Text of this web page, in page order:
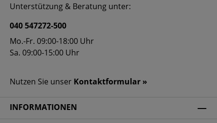
Unterstützung & Beratung unter:
040 547272-500
Mo.-Fr. 09:00-18:00 Uhr
Sa. 09:00-15:00 Uhr
Nutzen Sie unser Kontaktformular »
INFORMATIONEN